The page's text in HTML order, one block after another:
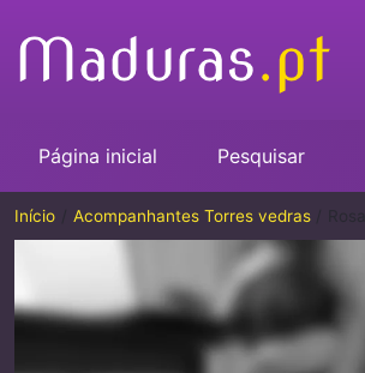
Página inicial Pesquisar
Início Acompanhantes Torres vedras